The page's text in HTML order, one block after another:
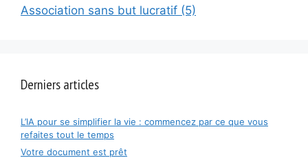
Association sans but lucratif (5)
Derniers articles
L’IA pour se simplifier la vie : commencez par ce que vous
refaites tout le temps
Votre document est prêt